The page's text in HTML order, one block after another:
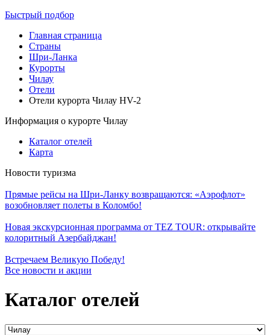
Быстрый подбор
Главная страница
Cтраны
Шри-Ланка
Курорты
Чилау
Отели
Отели курорта Чилау HV-2
Информация о курорте Чилау
Каталог отелей
Карта
Новости туризма
Прямые рейсы на Шри-Ланку возвращаются: «Аэрофлот»
возобновляет полеты в Коломбо!
Новая экскурсионная программа от TEZ TOUR: открывайте
колоритный Азербайджан!
Встречаем Великую Победу!
Все новости и акции
Каталог отелей